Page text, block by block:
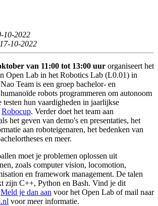
10-2022
17-10-2022
van 11:00 tot 13:00 uur organiseert het
Open Lab in het Robotics Lab (L0.01) in
Team is een groep bachelor- en
robots programmeren om autonoom
testen hun vaardigheden in jaarlijkse
Robocup. Verder doet het team aan
het geven van demo's en presentaties, het
aan roboteigenaren, het bedenken van
en meer.
moet je problemen oplossen uit
zoals computer vision, locomotion,
en framework management. De talen
zijn C++, Python en Bash. Vind je dit
Meld je dan aan voor het Open Lab of mail naar
voor meer informatie.